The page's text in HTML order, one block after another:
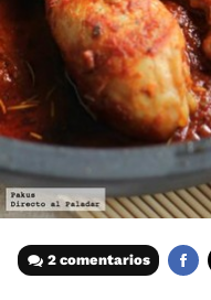
2 comentarios